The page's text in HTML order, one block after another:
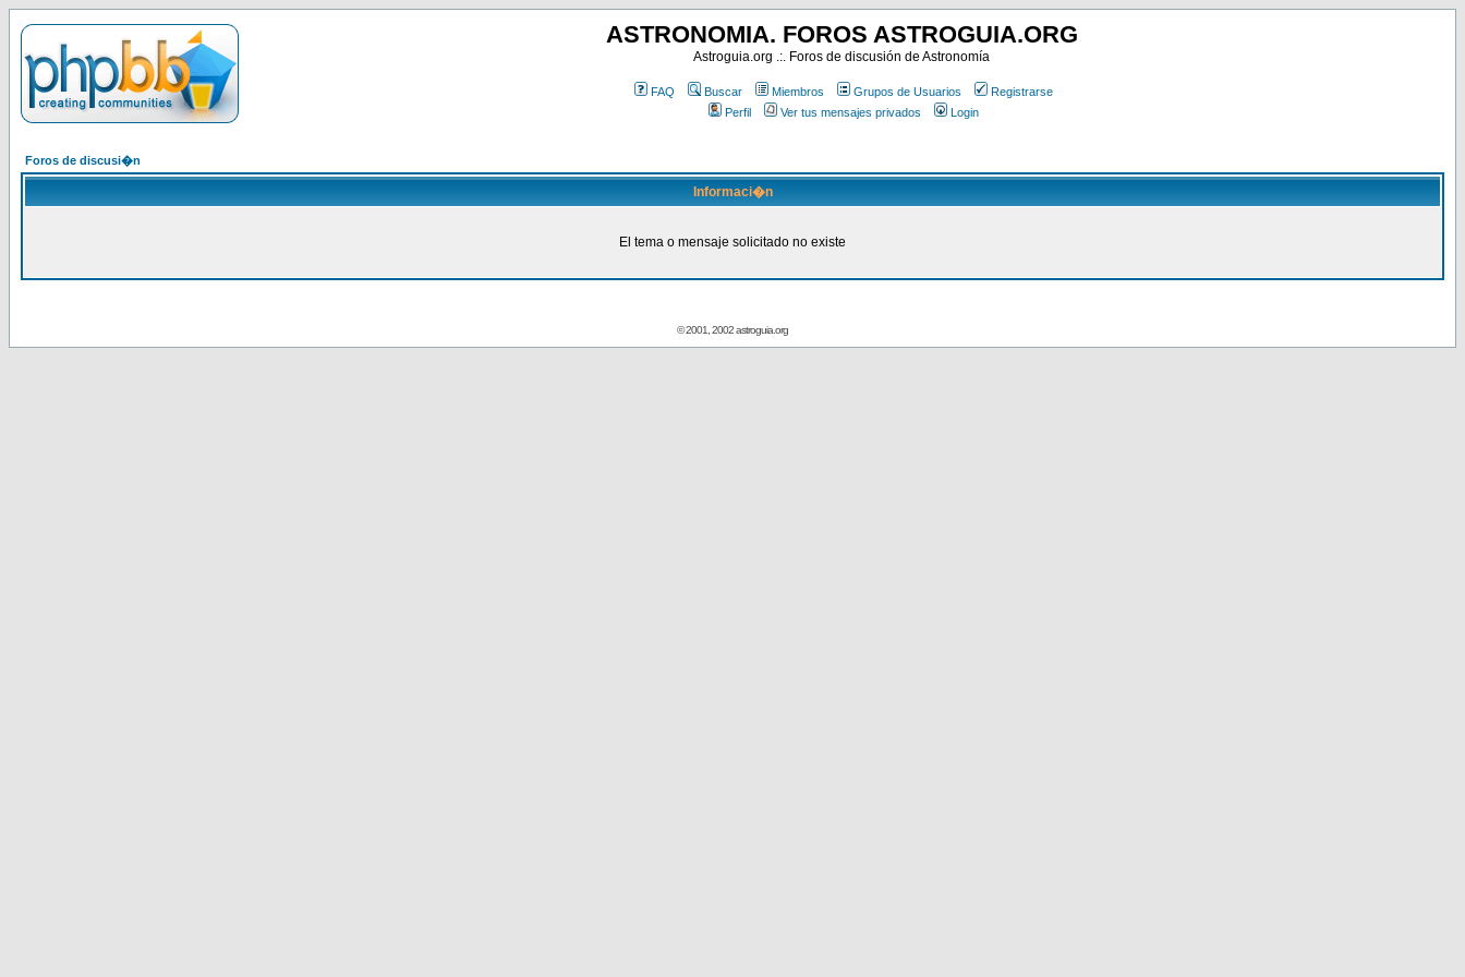
ASTRONOMIA. FOROS ASTROGUIA.ORG
Astroguia.org .:. Foros de discusión de Astronomía
FAQ Buscar Miembros Grupos de Usuarios
Registrarse
Perfil
Ver tus mensajes privados Login
Foros de discusi�n
Informaci�n
El tema o mensaje solicitado no existe
© 2001, 2002 astroguia.org